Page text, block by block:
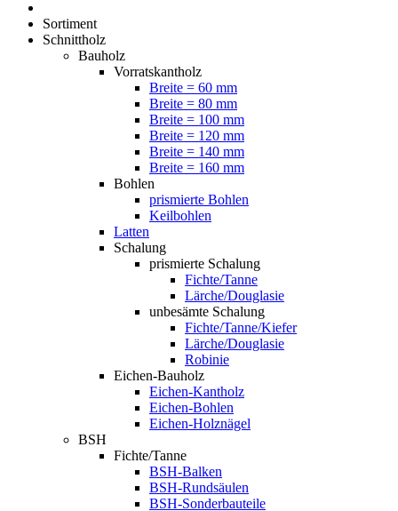
Sortiment
Schnittholz
Bauholz
Vorratskantholz
Breite = 60 mm
Breite = 80 mm
Breite = 100 mm
Breite = 120 mm
Breite = 140 mm
Breite = 160 mm
Bohlen
prismierte Bohlen
Keilbohlen
Latten
Schalung
prismierte Schalung
Fichte/Tanne
Lärche/Douglasie
unbesämte Schalung
Fichte/Tanne/Kiefer
Lärche/Douglasie
Robinie
Eichen-Bauholz
Eichen-Kantholz
Eichen-Bohlen
Eichen-Holznägel
BSH
Fichte/Tanne
BSH-Balken
BSH-Rundsäulen
BSH-Sonderbauteile